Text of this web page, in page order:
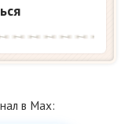
в Max: